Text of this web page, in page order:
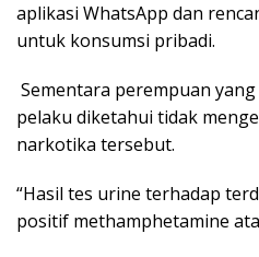
aplikasi WhatsApp dan
untuk konsumsi pribadi.
Sementara perempuan
pelaku diketahui tidak
narkotika tersebut.
“Hasil tes urine terhadap
positif methamphetamine